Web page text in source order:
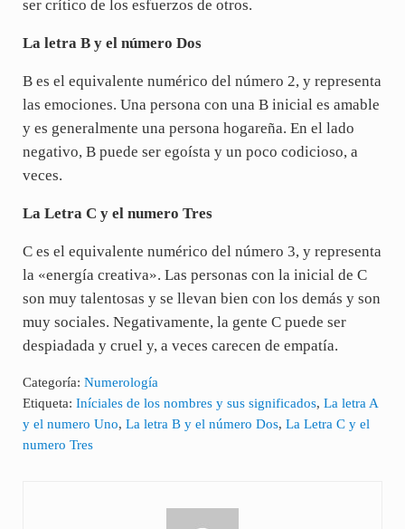
ser crítico de los esfuerzos de otros.
La letra B y el número Dos
B es el equivalente numérico del número 2, y representa
las emociones. Una persona con una B inicial es amable
y es generalmente una persona hogareña. En el lado
negativo, B puede ser egoísta y un poco codicioso, a
veces.
La Letra C y el numero Tres
C es el equivalente numérico del número 3, y representa
la «energía creativa». Las personas con la inicial de C
son muy talentosas y se llevan bien con los demás y son
muy sociales. Negativamente, la gente C puede ser
despiadada y cruel y, a veces carecen de empatía.
Categoría: Numerología
Etiqueta: Iníciales de los nombres y sus significados, La letra A
y el numero Uno, La letra B y el número Dos, La Letra C y el
numero Tres